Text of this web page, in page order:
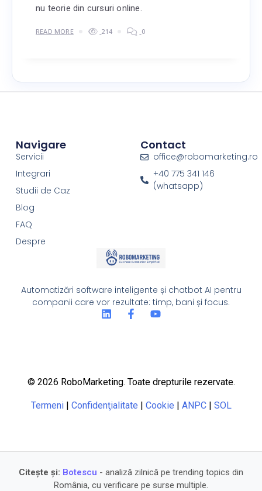
nu teorie din cursuri online.
READ MORE 214 0
Automatizări software inteligente și chatbot AI pentru
companii care vor rezultate: timp, bani și focus.
Navigare
Servicii
Integrari
Studii de Caz
Blog
FAQ
Despre
Contact
office@robomarketing.ro
+40 775 341 146
(whatsapp)
© 2026 RoboMarketing. Toate drepturile rezervate.
Termeni| Confidenţialitate | Cookie | ANPC| SOL
Citește și: Botescu - analiză zilnică pe trending topics din
România, cu verificare pe surse multiple.